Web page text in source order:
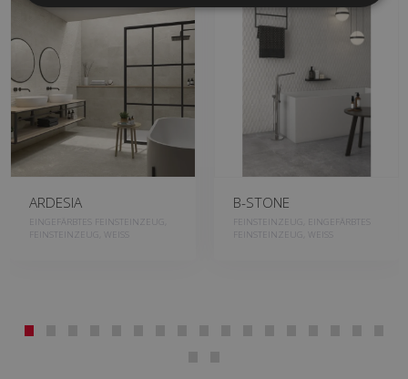
ARDESIA
EINGEFÄRBTES FEINSTEINZEUG,
FEINSTEINZEUG, WEISS
B-STONE
FEINSTEINZEUG, EINGEFÄRBTES
FEINSTEINZEUG, WEISS